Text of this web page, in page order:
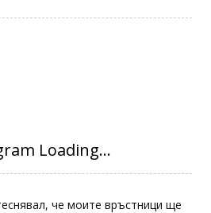
че моите връстници ще